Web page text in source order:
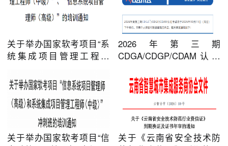
关于举办国家软考项目“系
统集成项目管理工程师
管理师（高级）”的培训通
知
2026年第三期
CDGA/CDGP/CDAM认证
关于举办国家软考项目“信
关于《云南省安全技术防